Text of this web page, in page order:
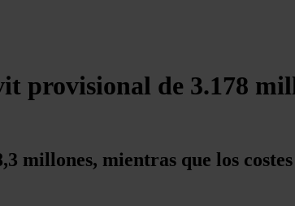
provisional de 3.178
millones, mientras que los